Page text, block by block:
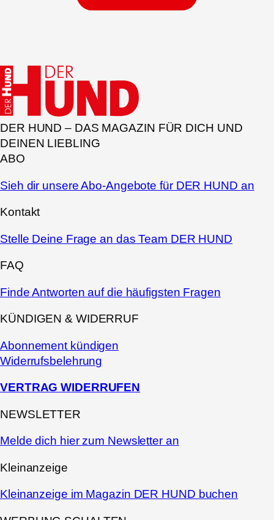
DER HUND – DAS MAGAZIN FÜR DICH UND
DEINEN LIEBLING
ABO
Sieh dir unsere Abo-Angebote für DER HUND an
Kontakt
Stelle Deine Frage an das Team DER HUND
FAQ
Finde Antworten auf die häufigsten Fragen
KÜNDIGEN & WIDERRUF
Abonnement kündigen
Widerrufsbelehrung
VERTRAG WIDERRUFEN
NEWSLETTER
Melde dich hier zum Newsletter an
Kleinanzeige
Kleinanzeige im Magazin DER HUND buchen